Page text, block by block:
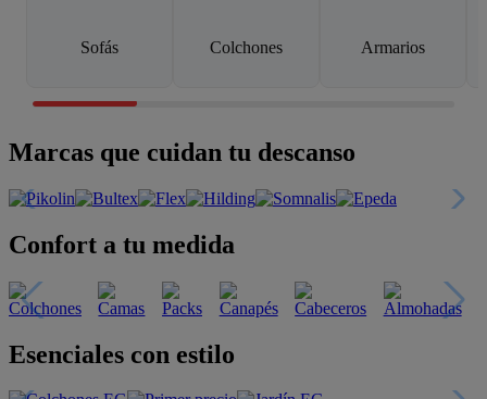
Sofás Colchones Armarios
Marcas que cuidan tu descanso
Confort a tu medida
Esenciales con estilo